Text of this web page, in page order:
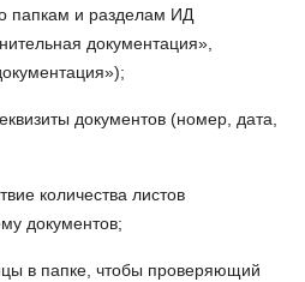
папкам и разделам ИД
документация»,
документов (номер, дата,
количества листов
документов;
в папке, чтобы проверяющий